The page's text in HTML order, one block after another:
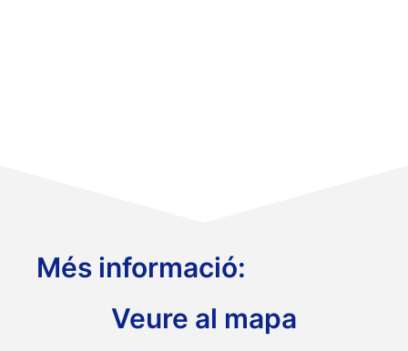
Més informació:
Veure al mapa